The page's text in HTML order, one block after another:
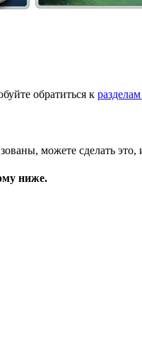
обратиться к
можете сделать
ниже.